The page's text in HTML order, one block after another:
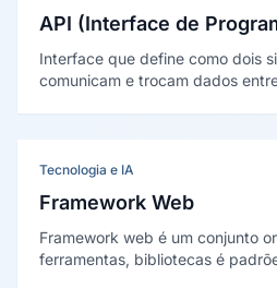
API (Interface de
Interface que define como dois
comunicam e trocam dados
Tecnologia e IA
Framework Web
Framework web é um conjunto
ferramentas, bibliotecas é